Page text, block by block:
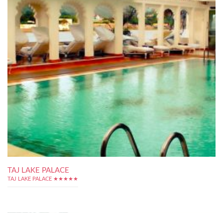
TAJ LAKE PALACE
TAJ LAKE PALACE ★★★★★